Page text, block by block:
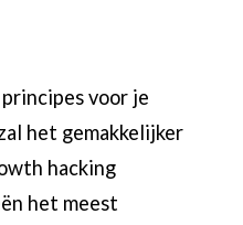
voor je
het gemakkelijker
hacking
het meest